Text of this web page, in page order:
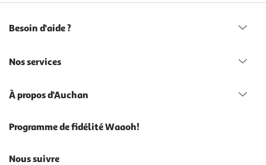
Besoin d'aide ?
Nos services
À propos d'Auchan
Programme de fidélité Waaoh!
Nous suivre